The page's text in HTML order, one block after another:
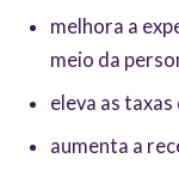
melhora a
meio da
eleva as
aumenta a